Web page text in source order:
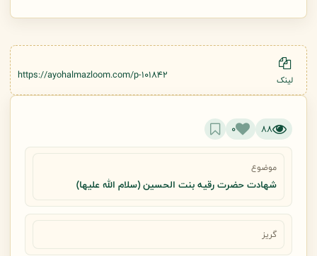
لینک https://ayohalmazloom.com/p-101842
88
0
موضوع
شهادت حضرت رقيه بنت الحسين (سلام الله عليها)
گریز